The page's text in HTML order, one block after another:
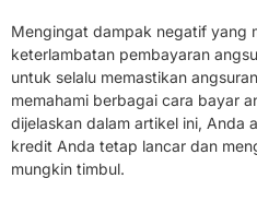
Mengingat dampak negatif yang
keterlambatan pembayaran
untuk selalu memastikan
memahami berbagai cara bayar
dijelaskan dalam artikel ini, Anda
kredit Anda tetap lancar dan
mungkin timbul.